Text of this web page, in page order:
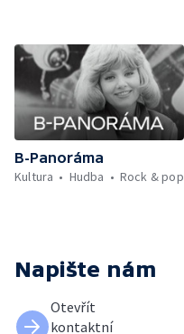
B-Panoráma
Kultura
Hudba
Rock & pop
Napište nám
Otevřít
kontaktní